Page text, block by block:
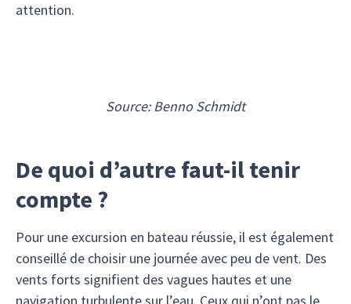
attention.
Source: Benno Schmidt
De quoi d’autre faut-il tenir
compte ?
Pour une excursion en bateau réussie, il est également
conseillé de choisir une journée avec peu de vent. Des
vents forts signifient des vagues hautes et une